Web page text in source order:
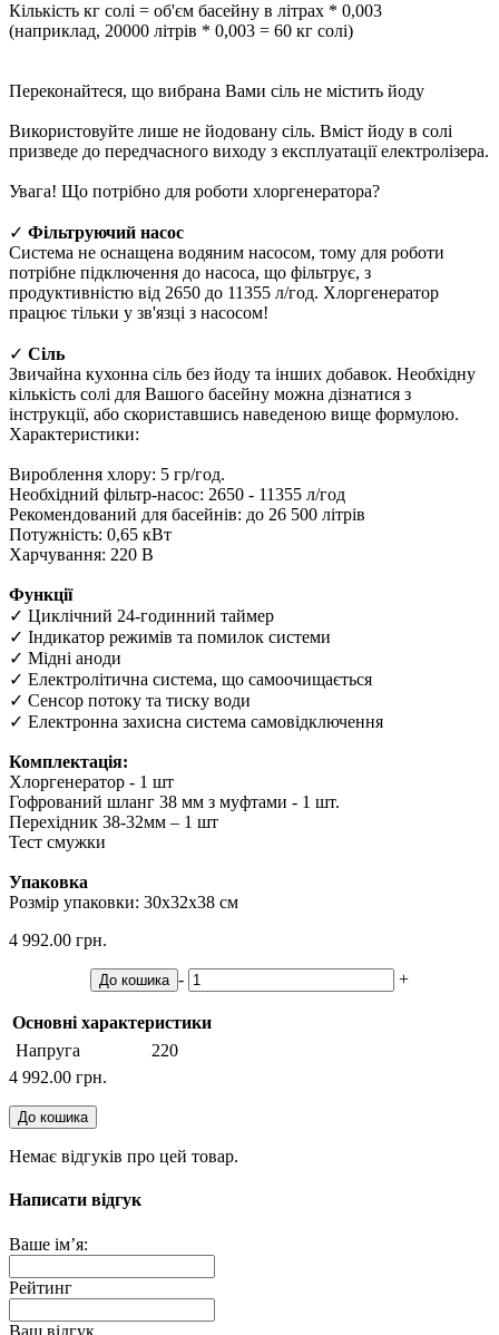
Кількість кг солі = об'єм басейну в літрах * 0,003
(наприклад, 20000 літрів * 0,003 = 60 кг солі)
Переконайтеся, що вибрана Вами сіль не містить йоду
Використовуйте лише не йодовану сіль. Вміст йоду в солі
призведе до передчасного виходу з експлуатації електролізера.
Увага! Що потрібно для роботи хлоргенератора?
✓ Фільтруючий насос
Система не оснащена водяним насосом, тому для роботи
потрібне підключення до насоса, що фільтрує, з
продуктивністю від 2650 до 11355 л/год. Хлоргенератор
працює тільки у зв'язці з насосом!
✓ Сіль
Звичайна кухонна сіль без йоду та інших добавок. Необхідну
кількість солі для Вашого басейну можна дізнатися з
інструкції, або скориставшись наведеною вище формулою.
Характеристики:
Вироблення хлору: 5 гр/год.
Необхідний фільтр-насос: 2650 - 11355 л/год
Рекомендований для басейнів: до 26 500 літрів
Потужність: 0,65 кВт
Харчування: 220 В
Функції
✓ Циклічний 24-годинний таймер
✓ Індикатор режимів та помилок системи
✓ Мідні аноди
✓ Електролітична система, що самоочищається
✓ Сенсор потоку та тиску води
✓ Електронна захисна система самовідключення
Комплектація:
Хлоргенератор - 1 шт
Гофрований шланг 38 мм з муфтами - 1 шт.
Перехідник 38-32мм – 1 шт
Тест смужки
Упаковка
Розмір упаковки: 30x32x38 см
4 992.00 грн.
До кошика - +
Основні характеристики
Напруга
220
4 992.00 грн.
До кошика
Немає відгуків про цей товар.
Написати відгук
Ваше ім’я:
Рейтинг
Ваш відгук